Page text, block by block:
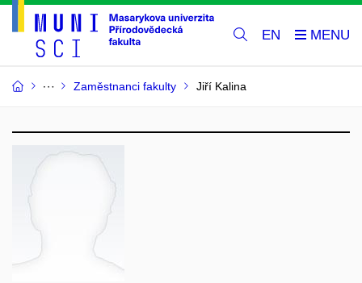
EN
Zaměstnanci fakulty Jiří Kalina